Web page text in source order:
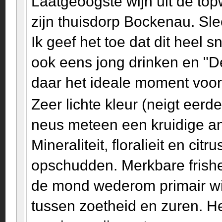
zijn thuisdorp Bockenau.
Ik geef het toe dat dit heel
ook eens jong drinken en
daar het ideale moment
Zeer lichte kleur (neigt
neus meteen een kruidige
Mineraliteit, floralieit en
opschudden. Merkbare
de mond wederom primair
tussen zoetheid en zuren.